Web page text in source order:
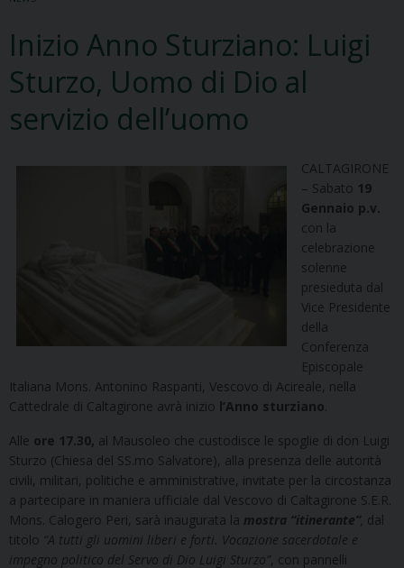
Inizio Anno Sturziano: Luigi
Sturzo, Uomo di Dio al
servizio dell’uomo
CALTAGIRONE
– Sabato 19
Gennaio p.v.
con la
celebrazione
solenne
presieduta dal
Vice Presidente
della
Conferenza
Episcopale
Italiana Mons. Antonino Raspanti, Vescovo di Acireale, nella
Cattedrale di Caltagirone avrà inizio l’Anno sturziano
Alle ore 17.30, al Mausoleo che custodisce le spoglie di don Luigi
Sturzo (Chiesa del SS.mo Salvatore), alla presenza delle autorità
civili, militari, politiche e amministrative, invitate per la circostanza
a partecipare in maniera ufficiale dal Vescovo di Caltagirone S.E.R.
Mons. Calogero Peri, sarà inaugurata la mostra “itinerante”, dal
titolo “A tutti gli uomini liberi e forti. Vocazione sacerdotale e
impegno politico del Servo di Dio Luigi Sturzo”, con pannelli